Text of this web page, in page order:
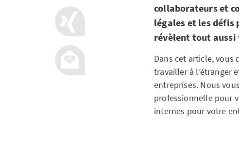
collaborateurs et
légales et les défis
révèlent tout aussi
Dans cet article,
travailler à l’étranger
entreprises. Nous
professionnelle pour
internes pour votre